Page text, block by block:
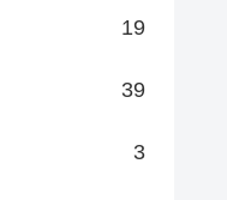
19
39
3